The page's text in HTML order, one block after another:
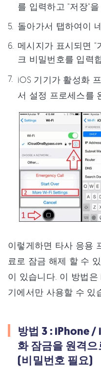
를 입력하고 "저장"을
돌아가서 탭하여이
메시지가 표시되면 "
크 비밀번호를 입력
iOS 기기가 활성화
서 설정 프로세스를
이렇게하면 타사 응용
료로 잠금 해제 할 수
이 있습니다. 이 방법은
기에서만 사용할 수 있
방법 3 : iPhone
화 잠금을 원격
(비밀번호 필요)